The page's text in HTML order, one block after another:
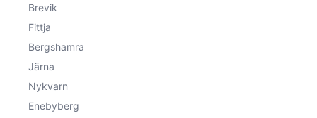
Brevik
Fittja
Bergshamra
Järna
Nykvarn
Enebyberg